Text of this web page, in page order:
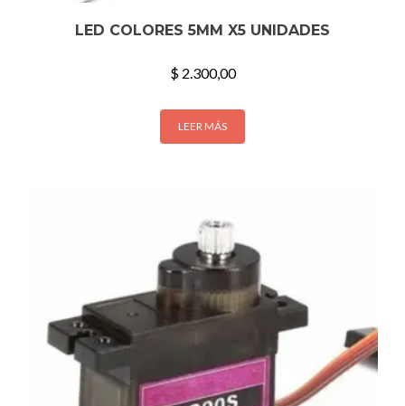
LED COLORES 5MM X5 UNIDADES
$2.300,00
LEER MÁS